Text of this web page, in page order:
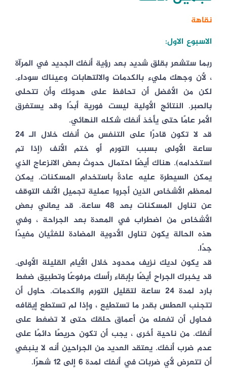
نقاهة
الاسبوع الاول:
ربما ستشعر بقلق شديد بعد رؤية أنفك الجديد في المرآة
، لأن وجهك مليء بالكدمات والالتهابات وعيناك سوداء.
لكن من الأفضل أن تحافظ على هدوئك وأن تتحلى
بالصبر. النتائج الأولية ليست فورية أبدًا وقد يستغرق
الأمر عامًا حتى يأخذ أنفك شكله النهائي.
قد لا تكون قادرًا على التنفس من أنفك خلال الـ 24
ساعة الأولى بسبب التورم أو ختم الأنف (إذا تم
استخدامه). هناك أيضًا احتمال حدوث بعض الانزعاج الذي
يمكن السيطرة عليه عادةً باستخدام المسكنات. يمكن
لمعظم الأشخاص الذين أجروا عملية تجميل الأنف التوقف
عن تناول المسكنات بعد 48 ساعة. قد يعاني بعض
الأشخاص من اضطراب في المعدة بعد الجراحة ، وفي
هذه الحالة يكون تناول الأدوية المضادة للغثيان مفيدًا
جدًا.
قد يكون لديك نزيف محدود خلال الأيام القليلة الأولى.
قد يخبرك الجراح أيضًا بإبقاء رأسك مرفوعًا وتطبيق ضغط
بارد لمدة 24 ساعة لتقليل التورم والكدمات. حاول أن
تتجنب العطس بقدر ما تستطيع ، وإذا لم تستطع إيقافه
فحاول أن تفعله من أعماق حلقك حتى لا تضغط على
أنفك. من ناحية أخرى ، يجب أن تكون حريصًا دائمًا على
عدم ضرب أنفك. يعتقد العديد من الجراحين أنه لا ينبغي
أن تتعرض لأي ضربات في أنفك لمدة 6 إلى 12 شهرًا.